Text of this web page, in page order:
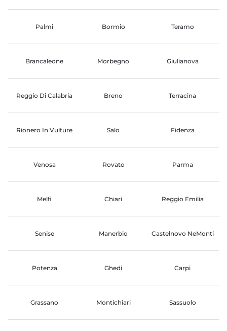
Palmi Bormio Teramo
Brancaleone Morbegno Giulianova
Reggio Di Calabria Breno Terracina
Rionero In Vulture Salo Fidenza
Venosa Rovato Parma
Melfi Chiari Reggio Emilia
Senise Manerbio Castelnovo NeMonti
Potenza Ghedi Carpi
Grassano Montichiari Sassuolo